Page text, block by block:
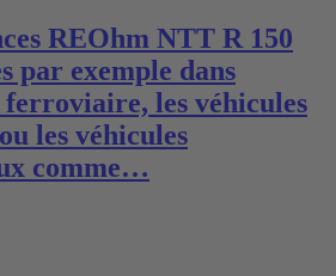
REOhm NTT R 150
par exemple dans
les véhicules
les véhicules
comme…